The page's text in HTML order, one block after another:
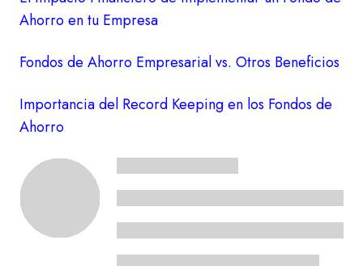
Ahorro en tu Empresa
Fondos de Ahorro Empresarial vs. Otros Beneficios
Importancia del Record Keeping en los Fondos de
Ahorro